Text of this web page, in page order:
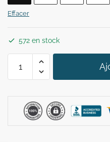
39,90 €.29,90 €.
Effacer
572 en stock
Homme